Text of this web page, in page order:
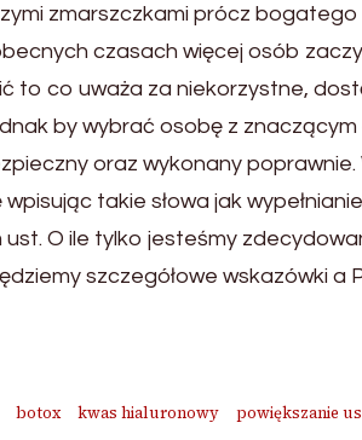
zmarszczkami prócz
czasach więcej osób
to co uważa za niekorzystne,
by wybrać osobę z
oraz wykonany
takie słowa jak
ust. O ile tylko jesteśmy
szczegółowe wskazówki
botox kwas hialuronowy powiększanie